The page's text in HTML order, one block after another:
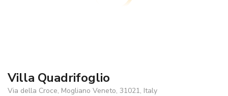
Villa Quadrifoglio
Via della Croce, Mogliano Veneto, 31021, Italy